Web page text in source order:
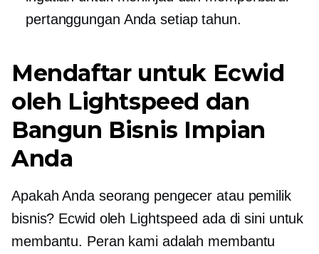
pertanggungan Anda setiap tahun.
Mendaftar untuk Ecwid
oleh Lightspeed dan
Bangun Bisnis Impian
Anda
Apakah Anda seorang pengecer atau pemilik
bisnis? Ecwid oleh Lightspeed ada di sini untuk
membantu. Peran kami adalah membantu